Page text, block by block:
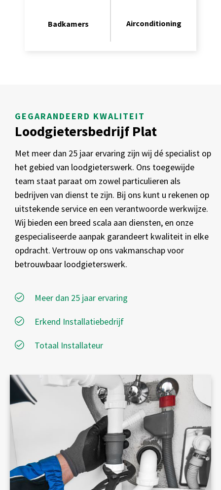
Badkamers Airconditioning
GEGARANDEERD KWALITEIT
Loodgietersbedrijf Plat
Met meer dan 25 jaar ervaring zijn wij dé specialist op
het gebied van loodgieterswerk. Ons toegewijde
team staat paraat om zowel particulieren als
bedrijven van dienst te zijn. Bij ons kunt u rekenen op
uitstekende service en een verantwoorde werkwijze.
Wij bieden een breed scala aan diensten, en onze
gespecialiseerde aanpak garandeert kwaliteit in elke
opdracht. Vertrouw op ons vakmanschap voor
betrouwbaar loodgieterswerk.
Meer dan 25 jaar ervaring
Erkend Installatiebedrijf
Totaal Installateur